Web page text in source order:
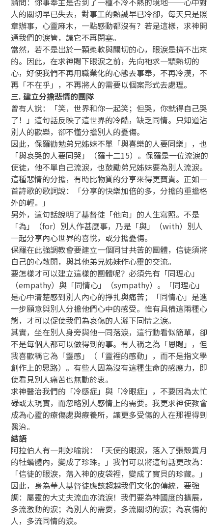
人的關切早已失去，對事工的熱誠早已冷卻，每天只是照
章辦事，心靈麻木，一點感動都沒有？若是這樣，求神開
通我們的淚管，讓它不再閉塞。
當然，若不是出於一顆柔軟與關切的心，眼淚是擠不出來
的。因此，在求神賜下眼淚之前，先向祂求一顆熱切的
心，好使我們不再用職業化的心態去事奉，不再冷漠，不
再「不在乎」，不再將人的需要以個案形式去處理。
三. 建立分擔悲情的團隊
曾有人說：「笑，世界和你一起笑；但哭，你就得自己哭
了！」這句話反映了這世界的冷酷，缺乏同情。只知道沾
別人的歡樂，卻不懂分擔別人的憂傷。
因此，保羅勸勉弟兄姊妹不單「與喜樂的人要同樂」，也
「與哀哭的人要同哭」（羅十二15）。保羅是一位流淚的
使徒，他不單自己流淚，也鼓勵弟兄姊妹要為別人流淚。
這種悲情的分擔，有時比物質的分享來得更寶貴。正如一
首詩歌的歌詞說：「分享的快樂加倍的多，分擔的重擔格
外的輕。」
另外，這句話說明了基督徒「他向」的人生寫照。不是
「為」（for）別人作甚麼事，乃是「與」（with）別人
一起分享內心世界的喜悅，或分擔憂傷。
保羅在此強調教會要建立一個同甘共苦的團體，信徒須將
自己的心敞開，與其他弟兄姊妹作心靈的交流。
要怎樣才可以建立這樣的團體呢？必須先有「同理心」
（empathy）與「同情心」（sympathy）。「同理心」
是心中清楚感到別人內心的掙扎與痛苦；「同情心」是進
一步願意與別人分擔他們心中的感受。惟有具備這兩種心
態，才可以促使我們為哀傷的人灑下同情之淚。
其實，坐在別人身旁與他一同落淚，這行動看似簡單，卻
不是每個人都可以做得到的事。有人稱之為「恩賜」，但
我喜歡稱它為「靈感」（「靈裡的感動」，而不是指文學
創作上的思路）。有些人因為沒有這種生命的感應力，即
使看見別人痛苦也無動於衷。
求神醫治我們的「冷感症」與「冷眼症」，不要因為太忙
碌或太現實，而忽略別人感情上的需要。我更求神使教會
成為心靈的療傷處與療養所，讓更多受傷的人在那裡得到
醫治。
結語
阿拉伯人有一則妙喻說：「天使的眼淚，落入了張殼賞月
的牡蠣體內，變成了珍珠。」我們可以將這句話更改為：
「信徒的眼淚，落入神的皮袋裡，變成了寶貝的珍藏。」
因此，身為華人基督徒應該超越我們文化的傳統，要強
調：屬靈的大丈夫流血亦流淚！我們要為神國度的擴展，
多流激動的淚；為別人的需要，多流關切的淚；為哀傷的
人，多流同情的淚。